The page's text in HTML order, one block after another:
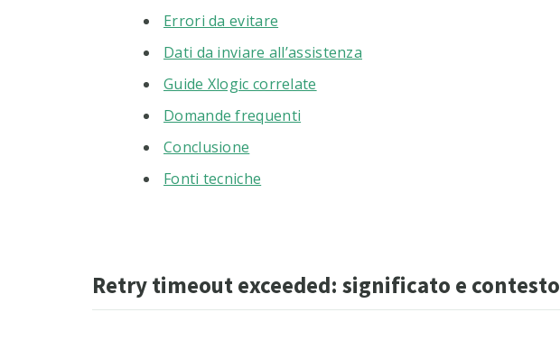
Errori da evitare
Dati da inviare all’assistenza
Guide Xlogic correlate
Domande frequenti
Conclusione
Fonti tecniche
Retry timeout exceeded: significato e contesto